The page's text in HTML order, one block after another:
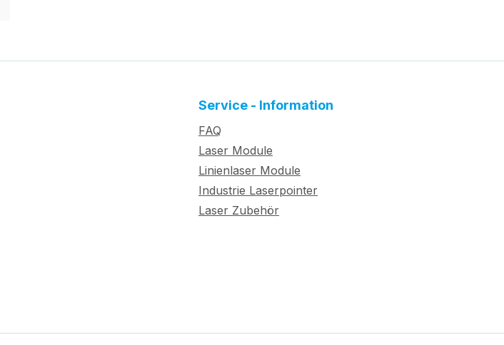
Service - Information
FAQ
Laser Module
Linienlaser Module
Industrie Laserpointer
Laser Zubehör